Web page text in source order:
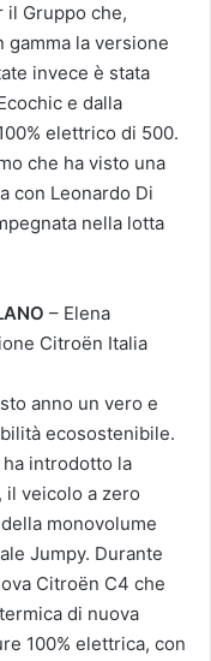
il Gruppo che,
gamma la versione
invece è stata
e dalla
elettrico di 500.
che ha visto una
con Leonardo Di
nella lotta
– Elena
Citroën Italia
anno un vero e
ecosostenibile.
ha introdotto la
il veicolo a zero
monovolume
Jumpy. Durante
Citroën C4 che
di nuova
100% elettrica, con